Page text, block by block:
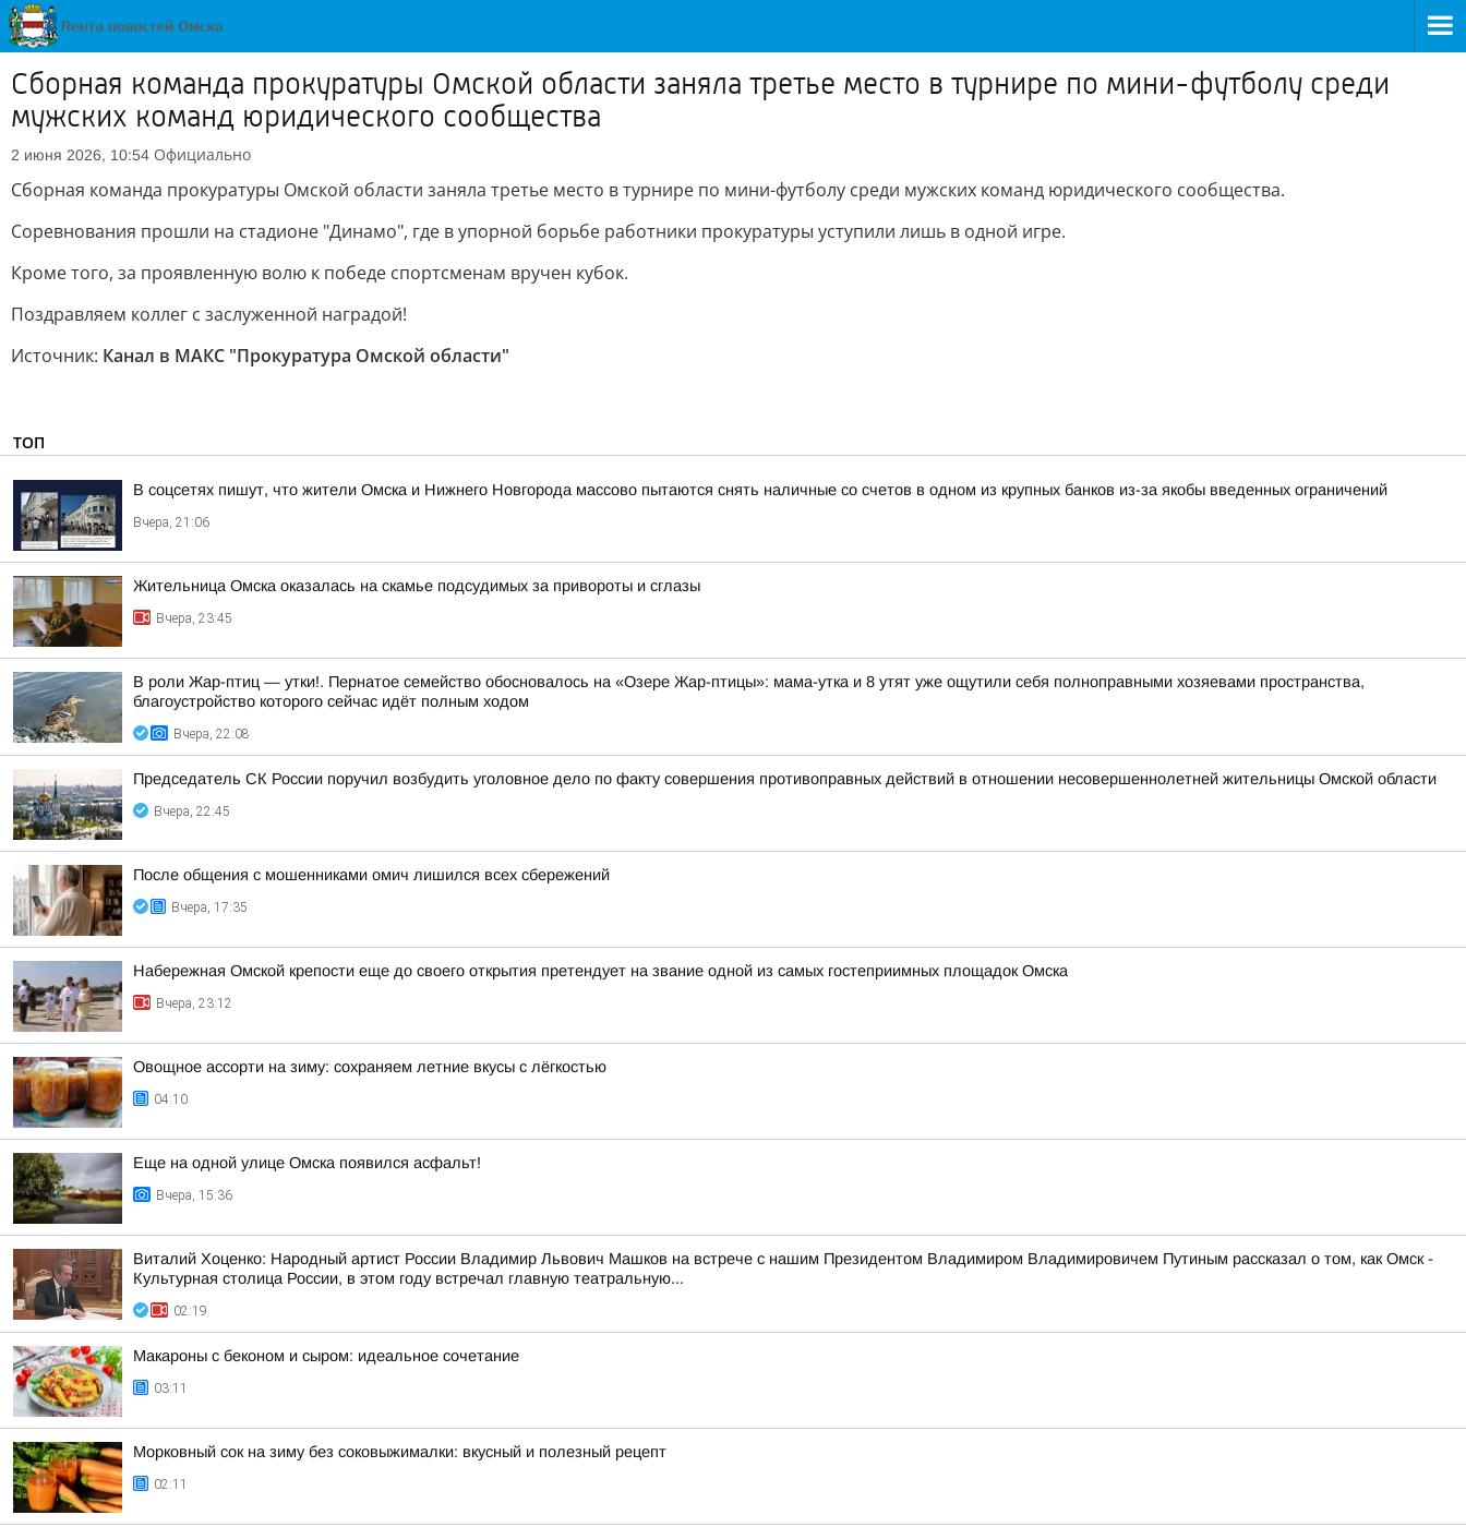
Сборная команда прокуратуры Омской области заняла третье место в турнире по мини-футболу среди
мужских команд юридического сообщества
2 июня 2026, 10:54 Официально
Сборная команда прокуратуры Омской области заняла третье место в турнире по мини-футболу среди мужских команд юридического сообщества.
Соревнования прошли на стадионе "Динамо", где в упорной борьбе работники прокуратуры уступили лишь в одной игре.
Кроме того, за проявленную волю к победе спортсменам вручен кубок.
Поздравляем коллег с заслуженной наградой!
Источник: Канал в МАКС "Прокуратура Омской области"
ТОП
В соцсетях пишут, что жители Омска и Нижнего Новгорода массово пытаются снять наличные со счетов в одном из крупных банков из-за якобы введенных ограничений
Вчера, 21:06
Жительница Омска оказалась на скамье подсудимых за привороты и сглазы
Вчера, 23:45
В роли Жар-птиц — утки!. Пернатое семейство обосновалось на «Озере Жар-птицы»: мама-утка и 8 утят уже ощутили себя полноправными хозяевами пространства,
благоустройство которого сейчас идёт полным ходом
Вчера, 22:08
Председатель СК России поручил возбудить уголовное дело по факту совершения противоправных действий в отношении несовершеннолетней жительницы Омской области
Вчера, 22:45
После общения с мошенниками омич лишился всех сбережений
Вчера, 17:35
Набережная Омской крепости еще до своего открытия претендует на звание одной из самых гостеприимных площадок Омска
Вчера, 23:12
Овощное ассорти на зиму: сохраняем летние вкусы с лёгкостью
04:10
Еще на одной улице Омска появился асфальт!
Вчера, 15:36
Виталий Хоценко: Народный артист России Владимир Львович Машков на встрече с нашим Президентом Владимиром Владимировичем Путиным рассказал о том, как Омск -
Культурная столица России, в этом году встречал главную театральную...
02:19
Макароны с беконом и сыром: идеальное сочетание
03:11
Морковный сок на зиму без соковыжималки: вкусный и полезный рецепт
02:11